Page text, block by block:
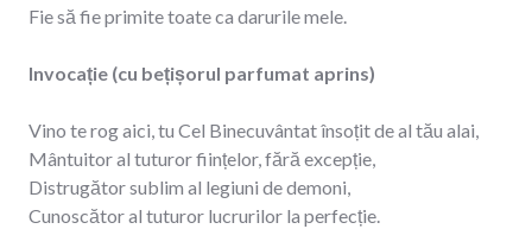
Fie să fie primite toate ca darurile mele.
Invocație (cu bețișorul parfumat aprins)
Vino te rog aici, tu Cel Binecuvântat însoțit de al tău alai,
Mântuitor al tuturor ființelor, fără excepție,
Distrugător sublim al legiuni de demoni,
Cunoscător al tuturor lucrurilor la perfecție.